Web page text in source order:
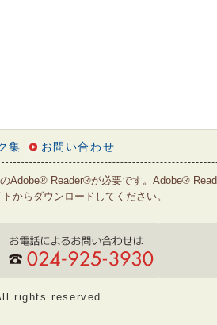
集 お問い合わせ
Adobe® Reader®が必要です。Adobe®
からダウンロードしてください。
rights reserved.